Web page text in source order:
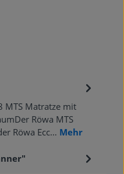
MTS Matratze mit
Röwa MTS
Röwa Ecc… Mehr